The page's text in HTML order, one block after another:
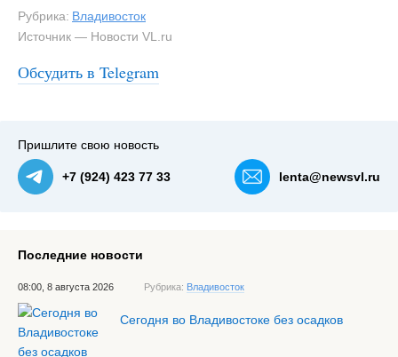
Рубрика: Владивосток
Источник — Новости VL.ru
Обсудить в Telegram
Пришлите свою новость
+7 (924) 423 77 33 lenta@newsvl.ru
Последние новости
08:00, 8 августа 2026 Рубрика: Владивосток
Сегодня во Владивостоке без осадков